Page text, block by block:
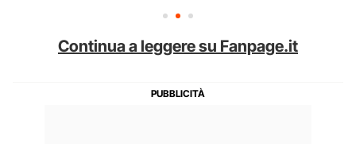
Continua a leggere su Fanpage.it